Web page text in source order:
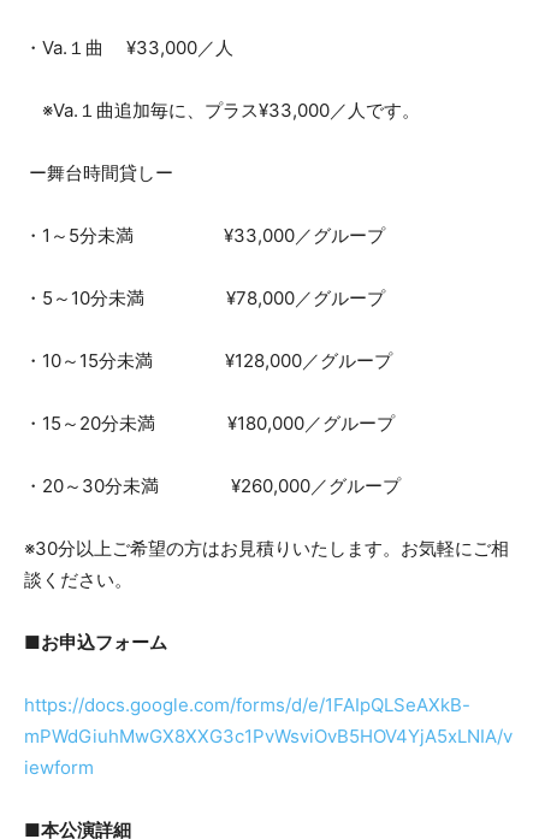
・Va.１曲 ¥33,000／人
※Va.１曲追加毎に、プラス¥33,000／人です。
ー舞台時間貸しー
・1～5分未満 ¥33,000／グループ
・5～10分未満 ¥78,000／グループ
・10～15分未満 ¥128,000／グループ
・15～20分未満 ¥180,000／グループ
・20～30分未満 ¥260,000／グループ
※30分以上ご希望の方はお見積りいたします。お気軽にご相
談ください。
■お申込フォーム
https://docs.google.com/forms/d/e/1FAIpQLSeAXkB-
mPWdGiuhMwGX8XXG3c1PvWsviOvB5HOV4YjA5xLNIA/v
iewform
■本公演詳細